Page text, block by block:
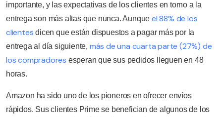
importante, y las expectativas de los clientes en torno a la
entrega son más altas que nunca. Aunqueel 88% de los
clientes dicen que están dispuestos a pagar más por la
entrega al día siguiente, más de una cuarta parte (27%) de
los compradores esperan que sus pedidos lleguen en 48
horas.
Amazon ha sido uno de los pioneros en ofrecer envíos
rápidos. Sus clientes Prime se benefician de algunos de los